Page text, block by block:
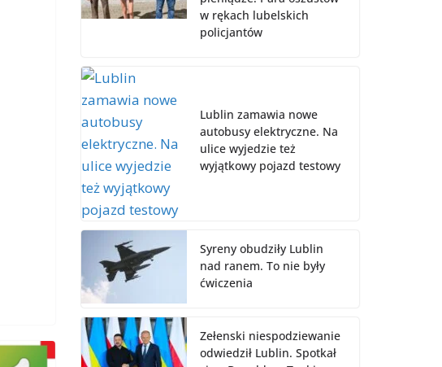
w rękach lubelskich
policjantów
Lublin zamawia nowe
autobusy elektryczne. Na
ulice wyjedzie też
wyjątkowy pojazd testowy
Syreny obudziły Lublin
nad ranem. To nie były
ćwiczenia
Zełenski niespodziewanie
odwiedził Lublin. Spotkał